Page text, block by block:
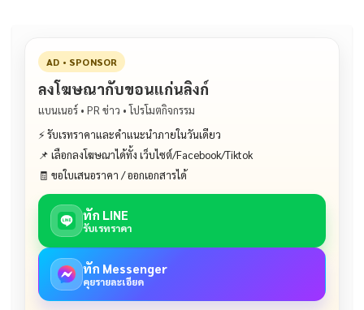
AD • SPONSOR
ลงโฆษณากับขอนแก่นลิงก์
แบนเนอร์ • PR ข่าว • โปรโมตกิจกรรม
⚡ รับเรทราคาและคำแนะนำภายในวันเดียว
📌 เลือกลงโฆษณาได้ทั้ง เว็บไซต์/Facebook/Tiktok
🧾 ขอใบเสนอราคา / ออกเอกสารได้
ทัก LINE
รับเรทราคา
ทัก Messenger
คุยรายละเอียด